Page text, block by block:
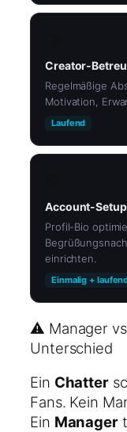
Creator-
Regelmäßige
Motivation,
Laufend
Account-
Profil-Bio
einrichten.
Einmalig +
⚠️ Manager
Unterschied
Ein Chatter
Fans. Kein
Ein Manager